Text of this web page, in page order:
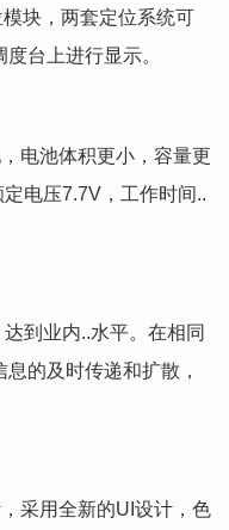
块，两套定位系统可
台上进行显示。
池体积更小，容量更
电压7.7V，工作时间..
到业内..水平。在相同
的及时传递和扩散，
采用全新的UI设计，色